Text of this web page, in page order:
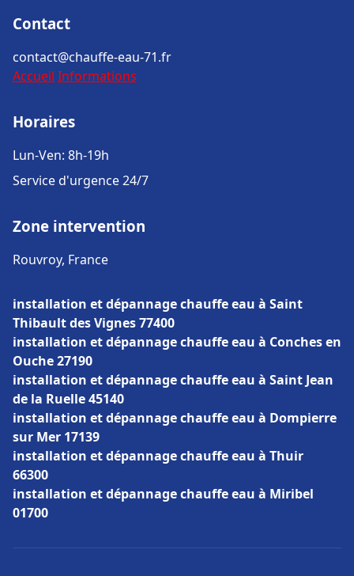
Contact
contact@chauffe-eau-71.fr
Accueil Informations
Horaires
Lun-Ven: 8h-19h
Service d'urgence 24/7
Zone intervention
Rouvroy, France
installation et dépannage chauffe eau à Saint
Thibault des Vignes 77400
installation et dépannage chauffe eau à Conches en
Ouche 27190
installation et dépannage chauffe eau à Saint Jean
de la Ruelle 45140
installation et dépannage chauffe eau à Dompierre
sur Mer 17139
installation et dépannage chauffe eau à Thuir
66300
installation et dépannage chauffe eau à Miribel
01700